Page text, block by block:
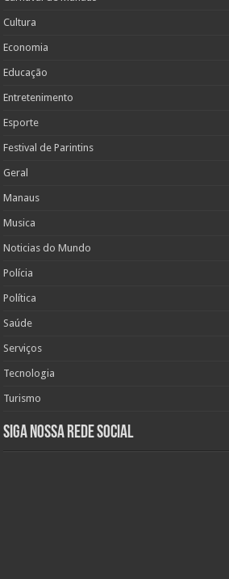
Cultura
Economia
Educação
Entretenimento
Esporte
Festival de Parintins
Geral
Manaus
Musica
Noticias do Mundo
Polícia
Política
Saúde
Serviços
Tecnologia
Turismo
Siga nossa rede social